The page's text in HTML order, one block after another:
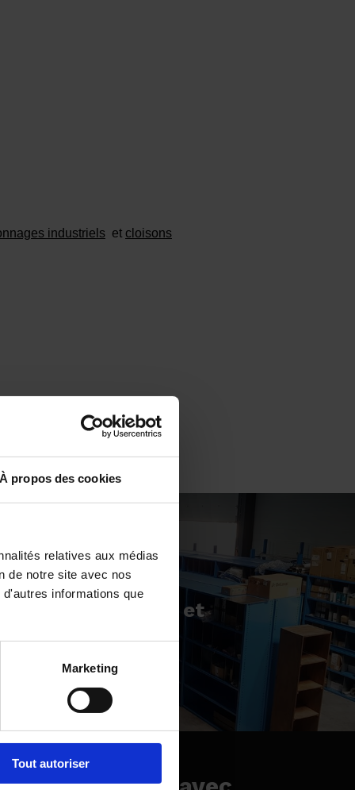
À propos des cookies
relatives aux médias
de notre site avec nos
informations que
Marketing
Tout autoriser
industriels et cloisons
de cantilever et
tôlé